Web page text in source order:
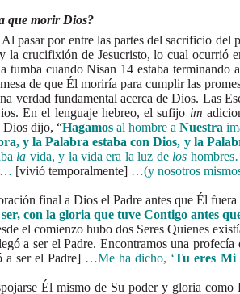
que morir Dios?
por entre las partes del sacrificio del
la crucifixión de Jesucristo, lo cual
cuando Nisan 14 estaba terminando
de que Él moriría para cumplir las
fundamental acerca de Dios. Las
En el lenguaje hebreo, el sufijo im
Dios dijo, “Hagamos al hombre aNuestra
y la Palabra estaba con Dios, y la
la vida, y la vida era la luz de los
[vivió temporalmente]…(y nosotros
final a Dios el Padre antes que Él
con la gloria que tuve Contigo antes
el comienzo hubo dos Seres Quienes
a ser el Padre. Encontramos una
a ser el Padre] …Me ha dicho, ‘Tu eres Mi
Él mismo de Su poder y gloria